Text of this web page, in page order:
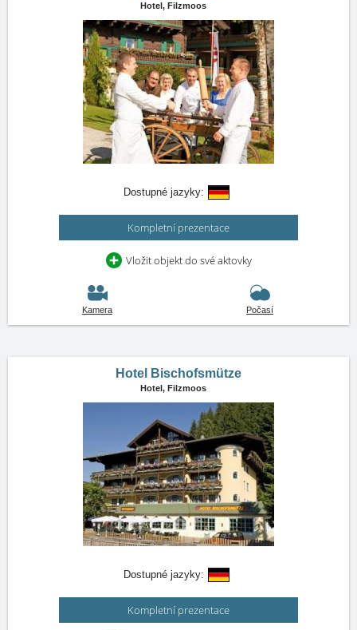
Hotel, Filzmoos
Dostupné jazyky:
Kompletní prezentace
Vložit objekt do své aktovky
Kamera Počasí
Hotel Bischofsmütze
Hotel, Filzmoos
Dostupné jazyky:
Kompletní prezentace